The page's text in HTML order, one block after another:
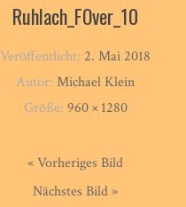
Ruhlach_FOver_10
Veröffentlicht: 2. Mai 2018
Autor: Michael Klein
Größe: 960 × 1280
« Vorheriges Bild
Nächstes Bild »